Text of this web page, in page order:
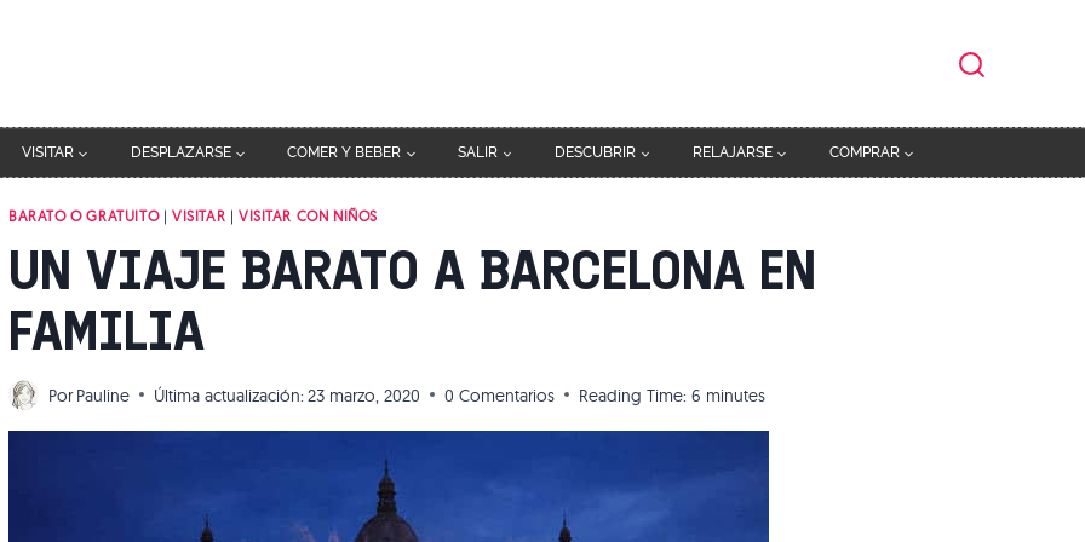
VISITAR DESPLAZARSE COMER Y BEBER SALIR DESCUBRIR RELAJARSE COMPRAR
BARATO O GRATUITO| VISITAR | VISITAR CON NIÑOS
UN VIAJE BARATO A BARCELONA EN
FAMILIA
Por Pauline Última actualización: 23 marzo, 2020 0 Comentarios Reading Time: 6 minutes